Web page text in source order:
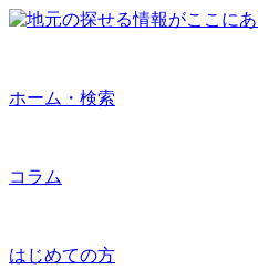
ホーム・検索
コラム
はじめての方